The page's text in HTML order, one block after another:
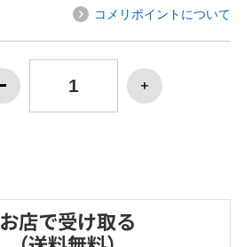
コメリポイントについて
お店で受け取る